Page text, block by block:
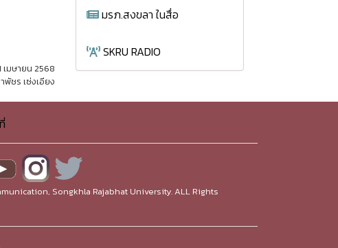
เมษายน 2568
ชร เซ่งเอียง
มรภ.สงขลา ในสื่อ
SKRU RADIO
Songkhla Rajabhat University. ALL Rights